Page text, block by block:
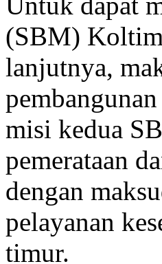
(SBM) Koltim
lanjutnya,
misi kedua
pemerataan
dengan
pelayanan
timur.